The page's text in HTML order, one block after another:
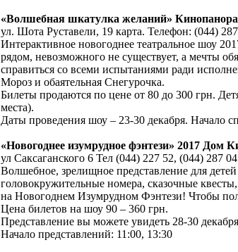
«Волшебная шкатулка желаний»
ул. Шота Руставели, 19 карта. Телефон: (044)
Интерактивное новогоднее театральное шоу
рядом, невозможного не существует, а мечты
справиться со всеми испытаниями ради
Мороз и обаятельная Снегурочка.
Билеты продаются по цене от 80 до 300 грн.
места).
Даты проведения шоу – 23-30 декабря. Начало
«Новогоднее изумрудное фэнтези» 2017 Дом
ул Саксаганского 6 Тел (044) 227 52, (044) 287
Волшебное, зрелищное представление для
головокружительные номера, сказочные
на Новогоднем Изумрудном Фэнтези! Чтобы
Цена билетов на шоу 90 – 360 грн.
Представление вы можете увидеть 28-30
Начало представлений: 11:00, 13:30